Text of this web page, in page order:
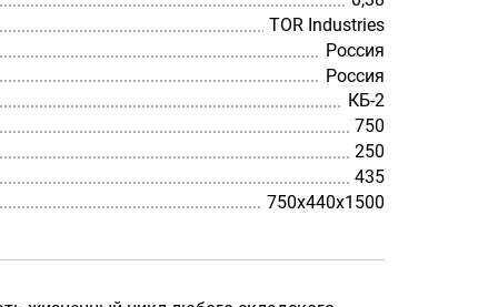
TOR Industries
Россия
Россия
КБ-2
750
250
435
750х440х1500